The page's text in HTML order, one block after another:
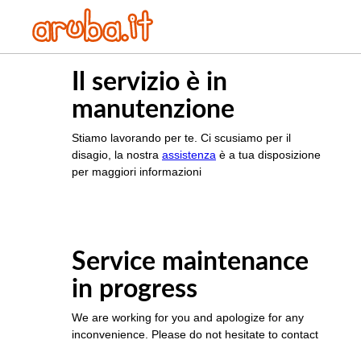
Il servizio è in
manutenzione
Stiamo lavorando per te. Ci scusiamo per il
disagio, la nostra assistenza è a tua disposizione
per maggiori informazioni
Service maintenance
in progress
We are working for you and apologize for any
inconvenience. Please do not hesitate to contact